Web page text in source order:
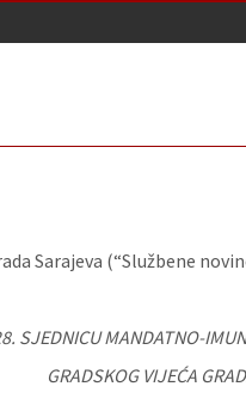
Sarajeva (“Službene
SJEDNICU MANDATNO-
GRADSKOG VIJEĆA